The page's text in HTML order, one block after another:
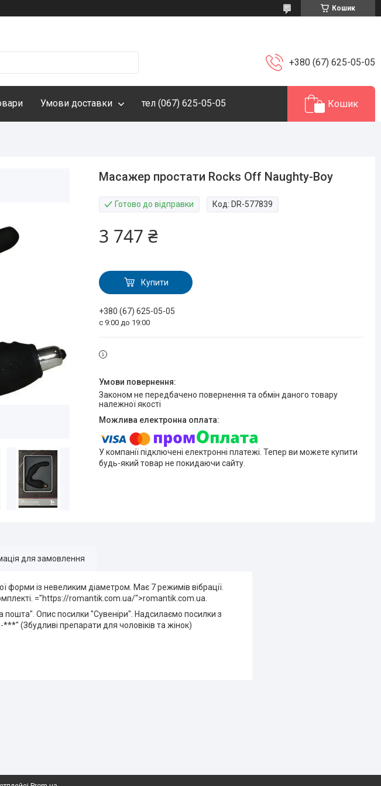
Кошик
+380 (67) 625-05-05
Умови доставки тел (067) 625-05-05 Кошик
Масажер простати Rocks Off Naughty-Boy
Готово до відправки Код: DR-577839
3 747 ₴
Купити
+380 (67) 625-05-05
с 9:00 до 19:00
Законом не передбачено повернення та обмін даного товару
належної якості
У компанії підключені електронні платежі. Тепер ви можете купити
будь-який товар не покидаючи сайту.
для замовлення
форми із невеликим діаметром. Має 7 режимів вібрації.
="https://romantik.com.ua/">romantik.com.ua.
пошта". Опис посилки "Сувеніри". Надсилаємо посилки з
(Збудливі препарати для чоловіків та жінок)